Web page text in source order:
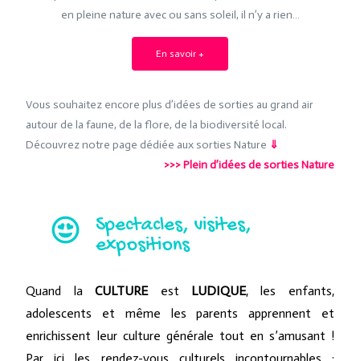
en pleine nature avec ou sans soleil, il n’y a rien…
En savoir +
Vous souhaitez encore plus d’idées de sorties au grand air
autour de la faune, de la flore, de la biodiversité local.
Découvrez notre page dédiée aux sorties Nature ⇓
>>>Plein d’idées de sorties Nature
Spectacles, visites,
expositions
Quand laCULTUREest LUDIQUE, les enfants,
adolescents et même les parents apprennent et
enrichissent leur culture générale tout en s’amusant !